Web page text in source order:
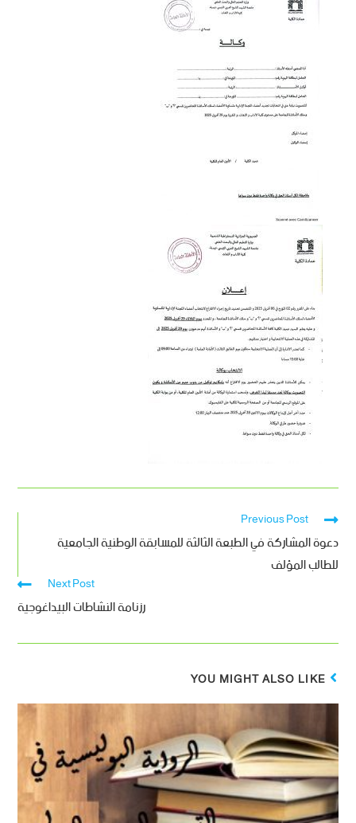
Previous Post
دعوة المشاركة في الطبعة الثالثة للمسابقة الوطنية الجامعية
للطالب المؤلف
Next Post
رزنامة النشاطات البيداغوجية
YOU MIGHT ALSO LIKE